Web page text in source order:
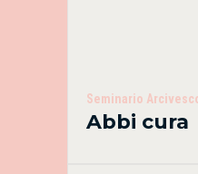
Seminario
Abbi cura